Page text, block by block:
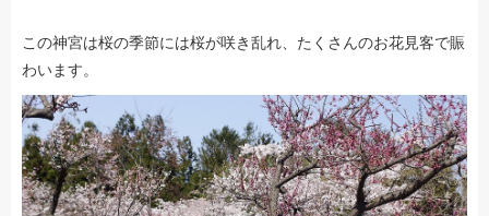
この神宮は桜の季節には桜が咲き乱れ、たくさんのお花見客で賑
わいます。